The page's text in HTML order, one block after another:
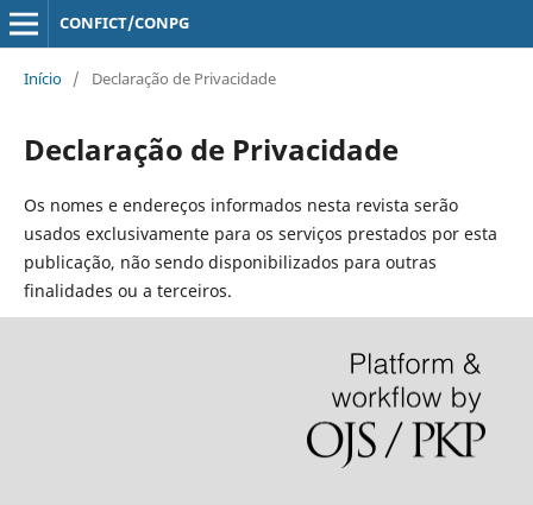
CONFICT/CONPG
Início / Declaração de Privacidade
Declaração de Privacidade
Os nomes e endereços informados nesta revista serão
usados exclusivamente para os serviços prestados por esta
publicação, não sendo disponibilizados para outras
finalidades ou a terceiros.